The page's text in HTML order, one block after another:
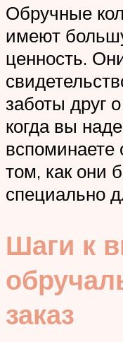
Обручные
имеют
ценность.
заботы друг
когда вы
вспоминаете
том, как они
специально
Шаги к
заказ